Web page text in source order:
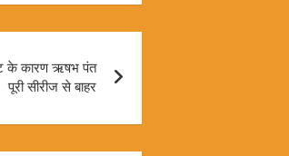
के कारण ऋषभ पंत
पूरी सीरीज से बाहर